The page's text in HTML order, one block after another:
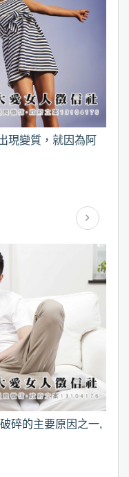
現變質，就因為阿
碎的主要原因之一,